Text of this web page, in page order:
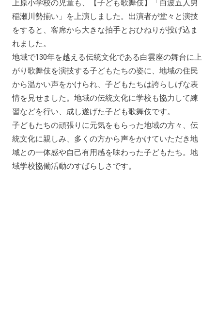
上原小学校の児童も、【子ども歌舞伎】「白波五人男
稲瀬川勢揃い」を上演しました。出演者が堂々と演技
をすると、客席から大きな拍手とおひねりが投げ込ま
れました。
地域で130年を越える伝統文化である白雲座の舞台に上
がり歌舞伎を演技する子どもたちの姿に、地域の住民
から温かい声をかけられ、子どもたちは誇らしげな表
情を見せました。地域の伝統文化に学校も協力して練
習などを行い、成し遂げた子ども歌舞伎です。
子どもたちの頑張りに元気をもらった地域の方々、伝
統文化に親しみ、多くの方から声をかけていただき地
域との一体感や自己有用感を味わった子どもたち。地
域学校協働活動のすばらしさです。